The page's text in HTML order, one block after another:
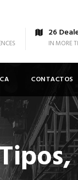
26
IN MORE
CONTACTOS